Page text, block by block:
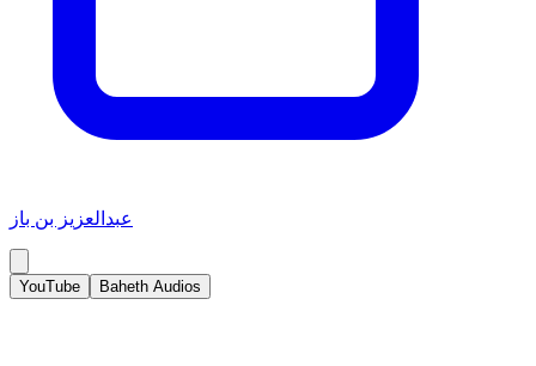
عبدالعزيز بن باز
YouTube Baheth Audios